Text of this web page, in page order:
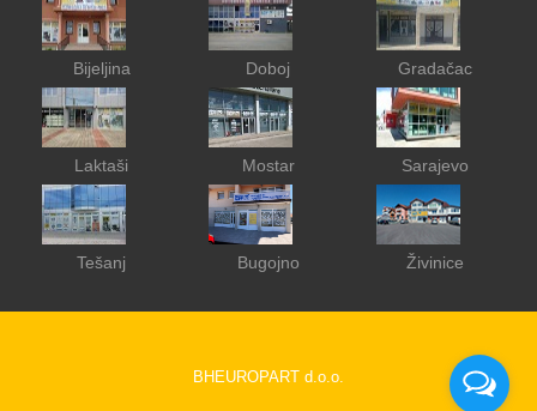
Bijeljina Doboj Gradačac
Laktaši Mostar Sarajevo
Tešanj Bugojno Živinice
BHEUROPART d.o.o.